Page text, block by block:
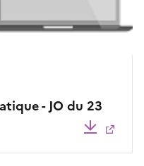
- JO du 23